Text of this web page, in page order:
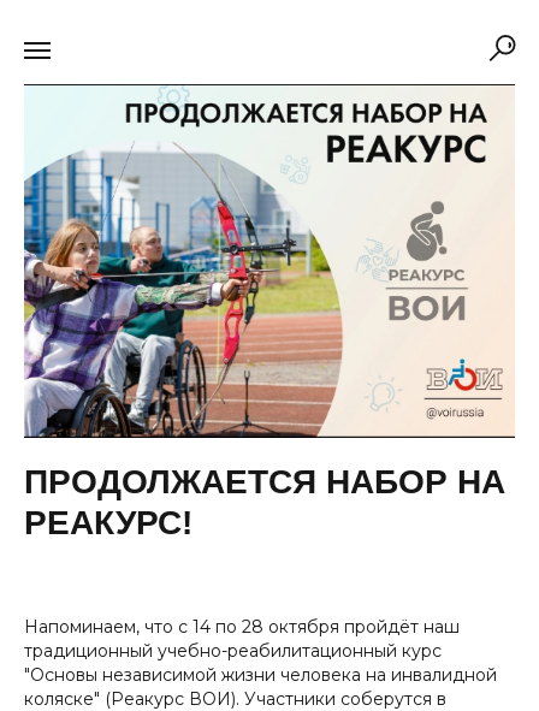
ПРОДОЛЖАЕТСЯ НАБОР НА
РЕАКУРС!
Напоминаем, что с 14 по 28 октября пройдёт наш
традиционный учебно-реабилитационный курс
"Основы независимой жизни человека на инвалидной
коляске" (Реакурс ВОИ). Участники соберутся в